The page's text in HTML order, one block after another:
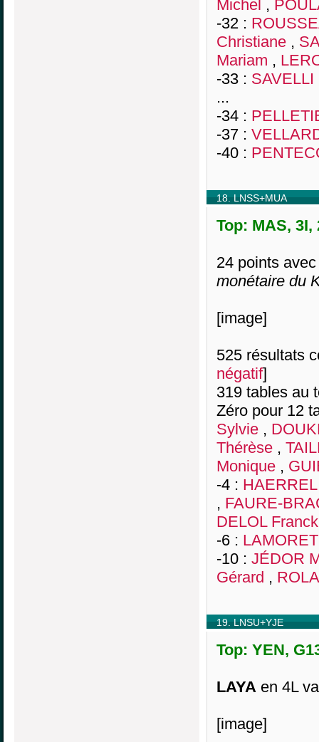
Michel ,
-32 :
Christiane ,
Mariam ,
-33 : SAVELLI
...
-34 :
-37 :
-40 :
18. LNSS+MUA
Top: MAS, 3I,
24 points
monétaire du
[image]
525 résultats
négatif]
319 tables au
Zéro pour 12
Sylvie ,
Thérèse ,
Monique ,
-4 :
, FAURE-
DELOL Franck
-6 :
-10 : JÉDOR
Gérard ,
19. LNSU+YJE
Top: YEN,
LAYA en 4L
[image]